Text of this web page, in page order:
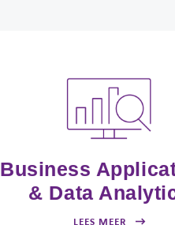
Business
& Data
LEES MEER